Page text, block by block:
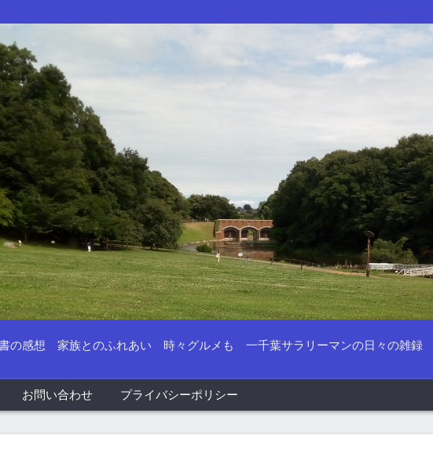
書の感想 家族とのふれあい 時々グルメも 一千葉サラリーマンの日々の雑録
お問い合わせ プライバシーポリシー